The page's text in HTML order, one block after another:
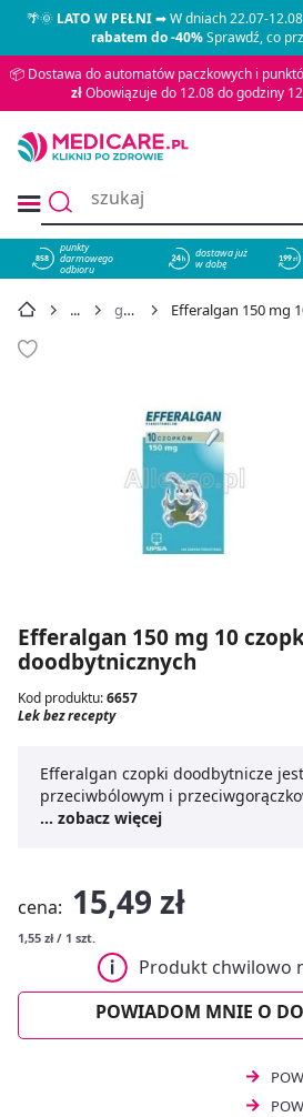
🌴🌞LATO W PEŁNI➡ W dniach 22.07-
rabatem do -40%Sprawdź, co
📦 Dostawa do automatów paczkowych i
złObowiązuje do 12.08 do godziny
858
punkty
darmowego
odbioru
dostawa już
w dobę
głowa Efferalgan 150 mg 10
Efferalgan 150 mg 10
doodbytnicznych
Kod produktu:6657
Lek bez recepty
Efferalgan czopki doodbytnicze
przeciwbólowym i
podwyższoną temperaturę ciała
... zobacz więcej
cena: 15,49 zł
1,55 zł / 1 szt.
Produkt chwilowo
POWIADOM MNIE O